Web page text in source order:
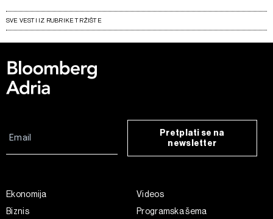
SVE VESTI IZ RUBRIKE TRŽIŠTE
Pretplati se na
newsletter
Ekonomija
Biznis
Videos
Programska šema